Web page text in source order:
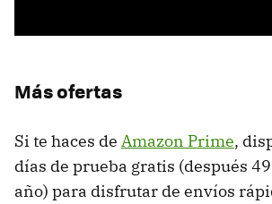
Más ofertas
Si te haces de Amazon Prime,
días de prueba gratis (después
año) para disfrutar de envíos